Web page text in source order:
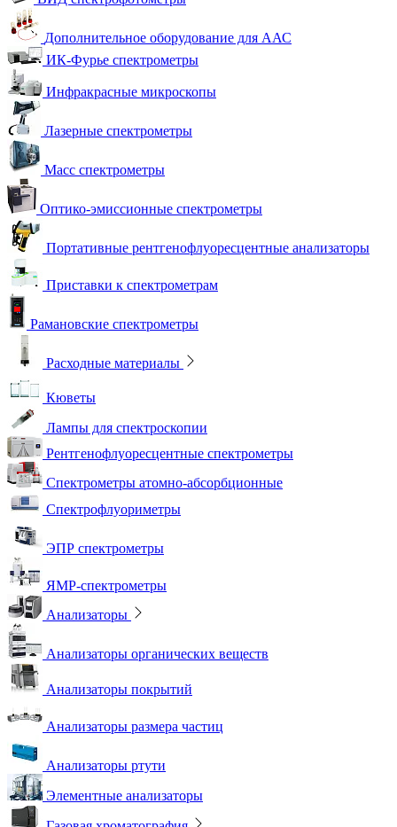
Дополнительное оборудование для ААС
ИК-Фурье спектрометры
Инфракрасные микроскопы
Лазерные спектрометры
Масс спектрометры
Оптико-эмиссионные спектрометры
Портативные рентгенофлуоресцентные анализаторы
Приставки к спектрометрам
Рамановские спектрометры
Расходные материалы
Кюветы
Лампы для спектроскопии
Рентгенофлуоресцентные спектрометры
Спектрометры атомно-абсорбционные
Спектрофлуориметры
ЭПР спектрометры
ЯМР-спектрометры
Анализаторы
Анализаторы органических веществ
Анализаторы покрытий
Анализаторы размера частиц
Анализаторы ртути
Элементные анализаторы